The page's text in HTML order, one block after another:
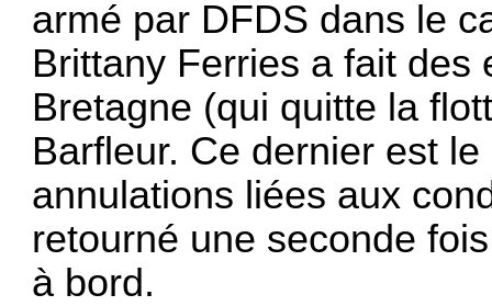
armé par DFDS dans le
Brittany Ferries a fait des
Bretagne (qui quitte la
Barfleur. Ce dernier est
annulations liées aux
retourné une seconde
à bord.